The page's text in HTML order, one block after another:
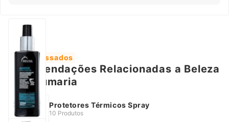
Mais Acessados
Recomendações Relacionadas a Beleza
e Perfumaria
Protetores Térmicos Spray
10 Produtos